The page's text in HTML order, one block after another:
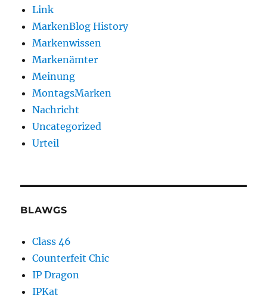
Link
MarkenBlog History
Markenwissen
Markenämter
Meinung
MontagsMarken
Nachricht
Uncategorized
Urteil
BLAWGS
Class 46
Counterfeit Chic
IP Dragon
IPKat